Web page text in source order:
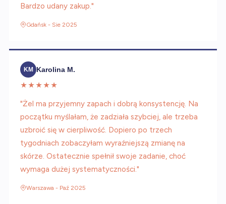
Bardzo udany zakup."
Gdańsk - Sie 2025
KM Karolina M.
★★★★★
"Żel ma przyjemny zapach i dobrą konsystencję. Na
początku myślałam, że zadziała szybciej, ale trzeba
uzbroić się w cierpliwość. Dopiero po trzech
tygodniach zobaczyłam wyraźniejszą zmianę na
skórze. Ostatecznie spełnił swoje zadanie, choć
wymaga dużej systematyczności."
Warszawa - Paź 2025